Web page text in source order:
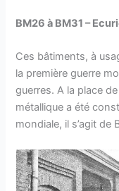
BM26 à BM31 –
Ces bâtiments, à
la première guerre
guerres. A la place
métallique a été
mondiale, il s’agit